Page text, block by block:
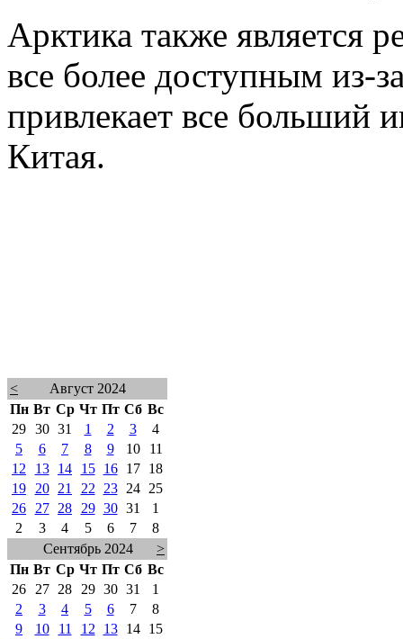
Арктика также является
все более доступным из-
привлекает все больший
Китая.
<
Август 2024
Пн Вт Ср Чт Пт Сб Вс
29 30 31 1 2 3
4
5
6 7 8 9 10
11
12
13 14 15 16 17
18
19
20 21 22 23 24
25
26
27 28 29 30 31
1
2
3 4 5 6 7
8
Сентябрь 2024
>
Пн Вт Ср Чт Пт Сб Вс
26
27 28 29 30 31
1
2
3 4 5 6 7
8
9
10 11 12 13 14
15